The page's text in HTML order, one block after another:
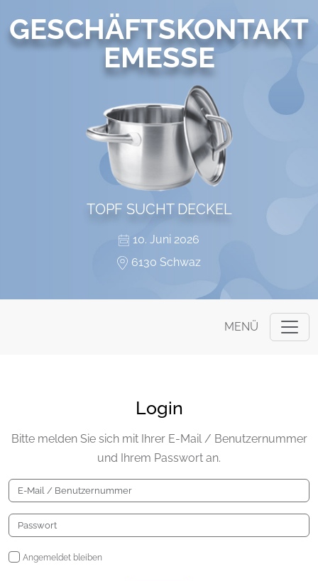
GESCHÄFTSKONTAKT
EMESSE
TOPF SUCHT DECKEL
10. Juni 2026
6130 Schwaz
MENÜ
Login
Bitte melden Sie sich mit Ihrer E-Mail / Benutzernummer
und Ihrem Passwort an.
Angemeldet bleiben